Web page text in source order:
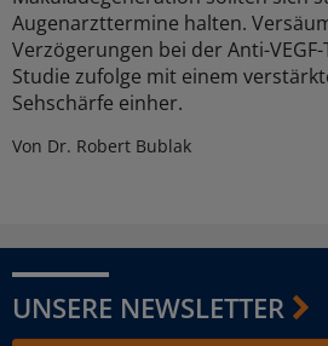
Augenarzttermine halten.
Verzögerungen bei der Anti-
Studie zufolge mit einem
Sehschärfe einher.
Von Dr. Robert Bublak
UNSERE NEWSLETTER